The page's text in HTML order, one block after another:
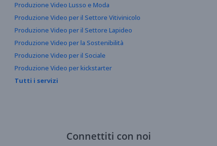
Produzione Video Lusso e Moda
Produzione Video per il Settore Vitivinicolo
Produzione Video per il Settore Lapideo
Produzione Video per la Sostenibilità
Produzione Video per il Sociale
Produzione Video per kickstarter
Tutti i servizi
Connettiti con noi